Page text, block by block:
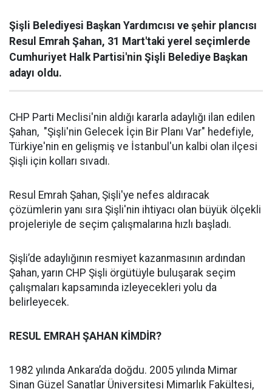
Şişli Belediyesi Başkan Yardımcısı ve şehir plancısı
Resul Emrah Şahan, 31 Mart'taki yerel seçimlerde
Cumhuriyet Halk Partisi'nin Şişli Belediye Başkan
adayı oldu.
CHP Parti Meclisi'nin aldığı kararla adaylığı ilan edilen
Şahan, "Şişli'nin Gelecek İçin Bir Planı Var" hedefiyle,
Türkiye'nin en gelişmiş ve İstanbul'un kalbi olan ilçesi
Şişli için kolları sıvadı.
Resul Emrah Şahan, Şişli'ye nefes aldıracak
çözümlerin yanı sıra Şişli'nin ihtiyacı olan büyük ölçekli
projeleriyle de seçim çalışmalarına hızlı başladı.
Şişli’de adaylığının resmiyet kazanmasının ardından
Şahan, yarın CHP Şişli örgütüyle buluşarak seçim
çalışmaları kapsamında izleyecekleri yolu da
belirleyecek.
RESUL EMRAH ŞAHAN KİMDİR?
1982 yılında Ankara’da doğdu. 2005 yılında Mimar
Sinan Güzel Sanatlar Üniversitesi Mimarlık Fakültesi,